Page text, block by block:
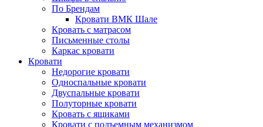
По Брендам
Кровати ВМК Шале
Кровать с матрасом
Письменные столы
Каркас кровати
Кровати
Недорогие кровати
Односпальные кровати
Двуспальные кровати
Полуторные кровати
Кровать с ящиками
Кровати с подъемным механизмом